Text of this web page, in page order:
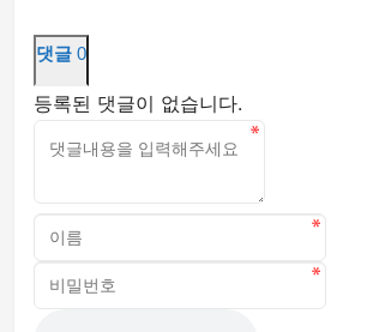
댓글 0
등록된 댓글이 없습니다.